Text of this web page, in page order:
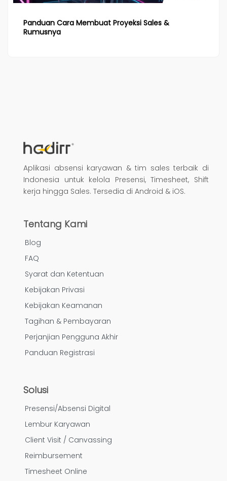
Panduan Cara Membuat Proyeksi Sales &
Rumusnya
Aplikasi absensi karyawan & tim sales terbaik di
Indonesia untuk kelola Presensi, Timesheet, Shift
kerja hingga Sales. Tersedia di Android & iOS.
Tentang Kami
Blog
FAQ
Syarat dan Ketentuan
Kebijakan Privasi
Kebijakan Keamanan
Tagihan & Pembayaran
Perjanjian Pengguna Akhir
Panduan Registrasi
Solusi
Presensi/Absensi Digital
Lembur Karyawan
Client Visit / Canvassing
Reimbursement
Timesheet Online